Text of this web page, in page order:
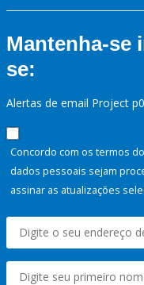
Mantenha-se
se:
Alertas de email Project
Concordo com os termos
dados pessoais sejam
assinar as atualizações